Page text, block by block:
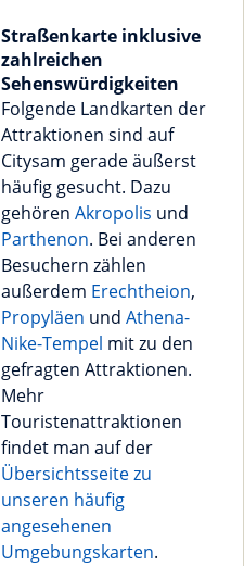
Straßenkarte inklusive
zahlreichen
Sehenswürdigkeiten
Folgende Landkarten der
Attraktionen sind auf
Citysam gerade äußerst
häufig gesucht. Dazu
gehören Akropolis und
Parthenon. Bei anderen
Besuchern zählen
außerdem Erechtheion,
Propyläen und Athena-
Nike-Tempel mit zu den
gefragten Attraktionen.
Mehr
Touristenattraktionen
findet man auf der
Übersichtsseite zu
unseren häufig
angesehenen
Umgebungskarten.